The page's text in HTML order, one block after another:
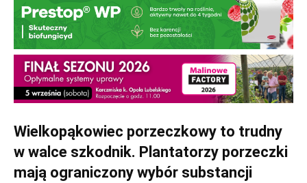
Wielkopąkowiec porzeczkowy to trudny
w walce szkodnik. Plantatorzy porzeczki
mają ograniczony wybór substancji